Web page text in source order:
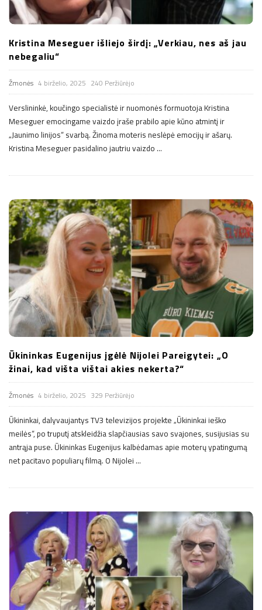
Kristina Meseguer išliejo širdį: „Verkiau, nes aš jau
nebegaliu“
Žmonės 4 birželio, 2025 240 Peržiūrėjo
Verslininkė, koučingo specialistė ir nuomonės formuotoja Kristina
Meseguer emocingame vaizdo įraše prabilo apie kūno atmintį ir
„Jaunimo linijos“ svarbą. Žinoma moteris neslėpė emocijų ir ašarų.
Kristina Meseguer pasidalino jautriu vaizdo …
Ūkininkas Eugenijus įgėlė Nijolei Pareigytei: „O
žinai, kad višta vištai akies nekerta?“
Žmonės 4 birželio, 2025 329 Peržiūrėjo
Ūkininkai, dalyvaujantys TV3 televizijos projekte „Ūkininkai ieško
meilės“, po truputį atskleidžia slapčiausias savo svajones, susijusias su
antrąja puse. Ūkininkas Eugenijus kalbėdamas apie moterų ypatingumą
net pacitavo populiarų filmą. O Nijolei …